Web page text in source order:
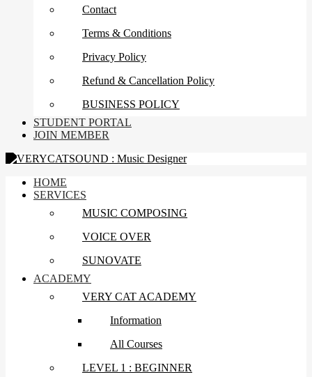
Contact
Terms & Conditions
Privacy Policy
Refund & Cancellation Policy
BUSINESS POLICY
STUDENT PORTAL
JOIN MEMBER
HOME
SERVICES
MUSIC COMPOSING
VOICE OVER
SUNOVATE
ACADEMY
VERY CAT ACADEMY
Information
All Courses
LEVEL 1 : BEGINNER